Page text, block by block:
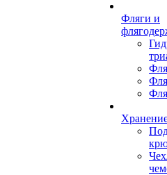
Фляги и